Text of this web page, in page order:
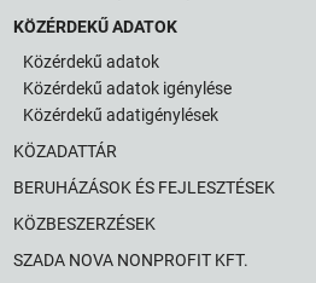
KÖZÉRDEKŰ ADATOK
Közérdekű adatok
Közérdekű adatok igénylése
Közérdekű adatigénylések
KÖZADATTÁR
BERUHÁZÁSOK ÉS FEJLESZTÉSEK
KÖZBESZERZÉSEK
SZADA NOVA NONPROFIT KFT.